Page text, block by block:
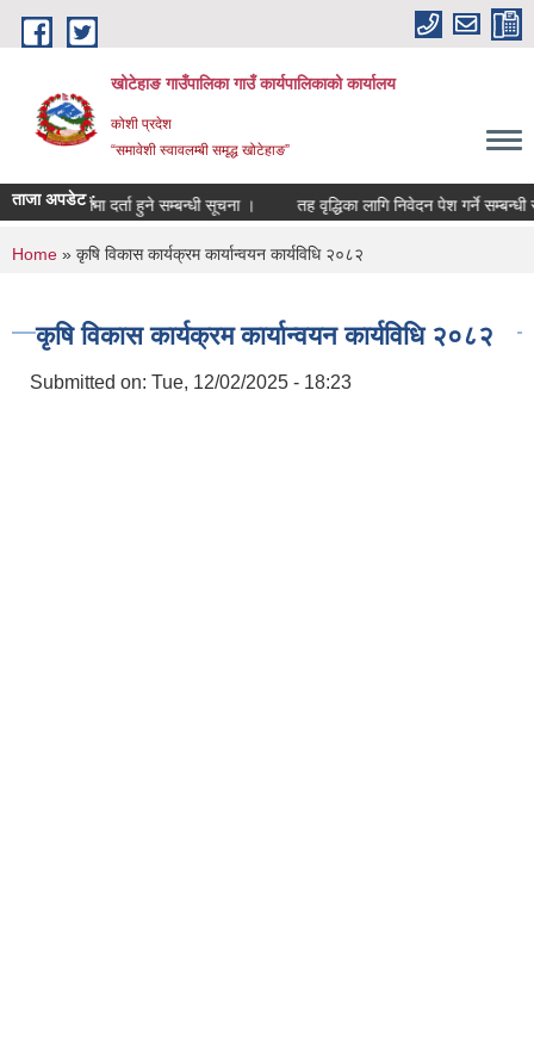
Skip to main content
खोटेहाङ गाउँपालिका गाउँ कार्यपालिकाको कार्यालय
कोशी प्रदेश
“समावेशी स्वावलम्बी समृद्ध खोटेहाङ”
ताजा अपडेट :
सूचीमा दर्ता हुने सम्बन्धी सूचना । तह वृद्धिका लागि निवेदन पेश गर्ने सम्बन्धी सूचना
You are here
Home » कृषि विकास कार्यक्रम कार्यान्वयन कार्यविधि २०८२
कृषि विकास कार्यक्रम कार्यान्वयन कार्यविधि २०८२
Submitted on: Tue, 12/02/2025 - 18:23